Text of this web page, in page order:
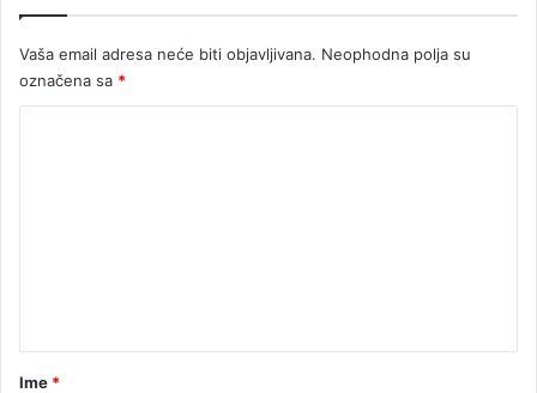
i
j
e
r
Vaša email adresa neće biti objavljivana. Neophodna polja su
označena sa *
rIme *